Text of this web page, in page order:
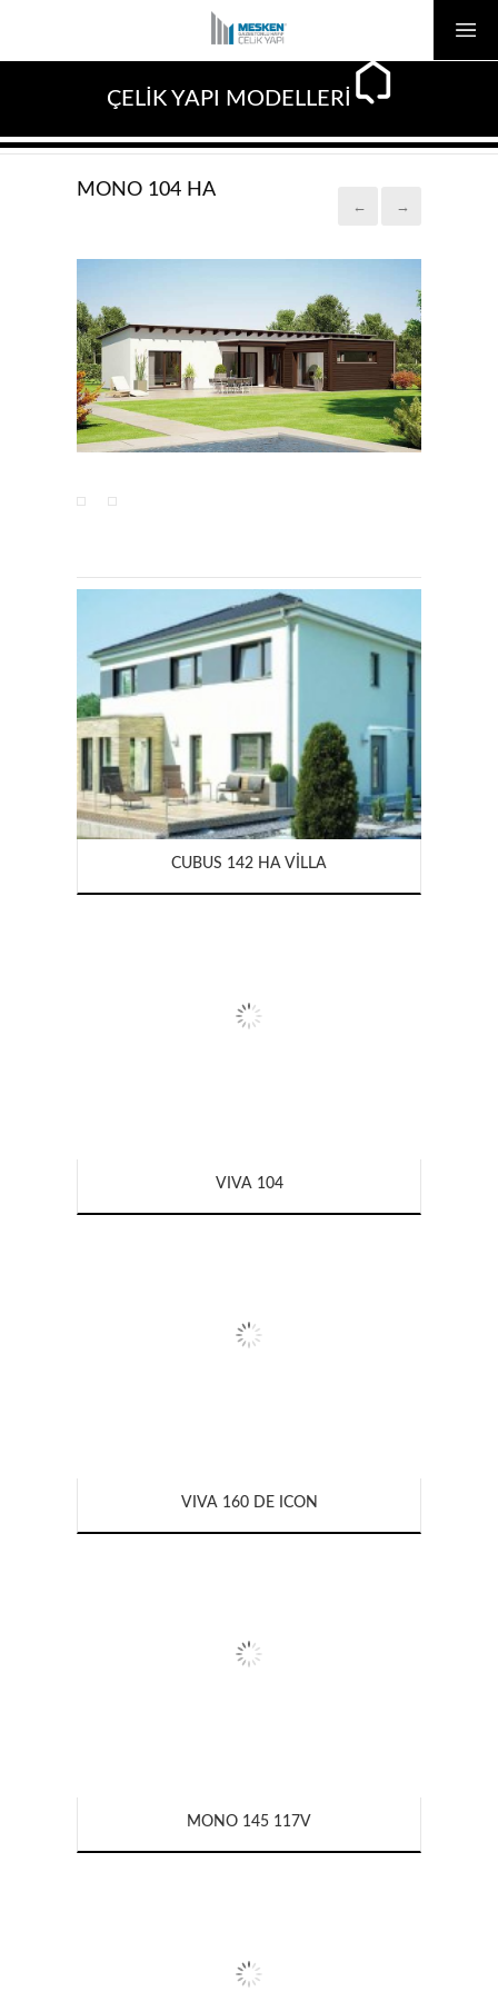
ÇELİK YAPI MODELLERİ
MONO 104 HA
→
←
CUBUS 142 HA VILLA
VIVA 104
VIVA 160 DE ICON
MONO 145 117V